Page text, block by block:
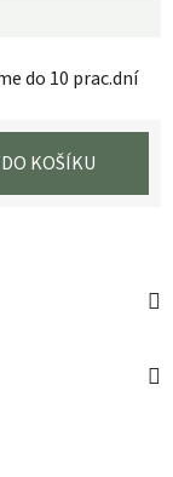
do 10 prac.dní
DO KOŠÍKU